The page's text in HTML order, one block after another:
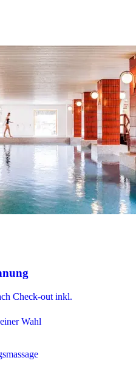
Check-out inkl.
Wahl